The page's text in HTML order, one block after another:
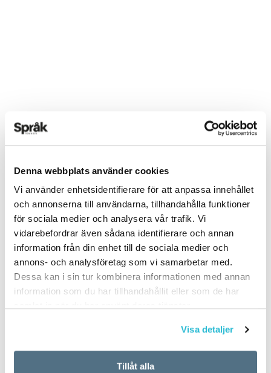
Denna webbplats använder cookies
Vi använder enhetsidentifierare för att anpassa innehållet
och annonserna till användarna, tillhandahålla funktioner
för sociala medier och analysera vår trafik. Vi
vidarebefordrar även sådana identifierare och annan
information från din enhet till de sociala medier och
annons- och analysföretag som vi samarbetar med.
Dessa kan i sin tur kombinera informationen med annan
information som du har tillhandahållit eller som de har
Visa detaljer
Tillåt alla